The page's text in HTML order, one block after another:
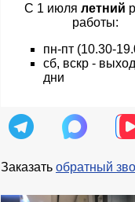
С 1 июля летний
работы:
пн-пт (10.30-
сб, вскр -
дни
Заказать обратный